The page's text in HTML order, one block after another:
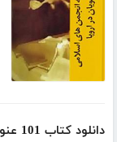
دانلود کتاب 101 عنوان برای ساخت تبلیغات پرفروش